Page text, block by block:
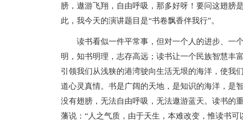
膀，遨游飞翔，自由呼吸，那多好呀！要问这翅膀
此，我今天的演讲题目是“书卷飘香伴我行”。
读书看似一件平常事，但对一个人的进步、一
明，知书明理，志存高远；读书让一个民族智慧丰
引领我们从浅狭的港湾驶向生活无垠的海洋，使我
道心灵真情。书是广阔的天地，是知识的海洋，是
没有翅膀，无法自由呼吸，无法遨游蓝天。读书的
藩说：“人之气质，由于天生，本难改变，惟读书